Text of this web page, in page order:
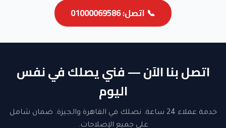
📞 اتصل: 01000069586
اتصل بنا الآن — فني يصلك في نفس
اليوم
خدمة عملاء 24 ساعة. نصلك في القاهرة والجيزة. ضمان شامل
على جميع الإصلاحات.